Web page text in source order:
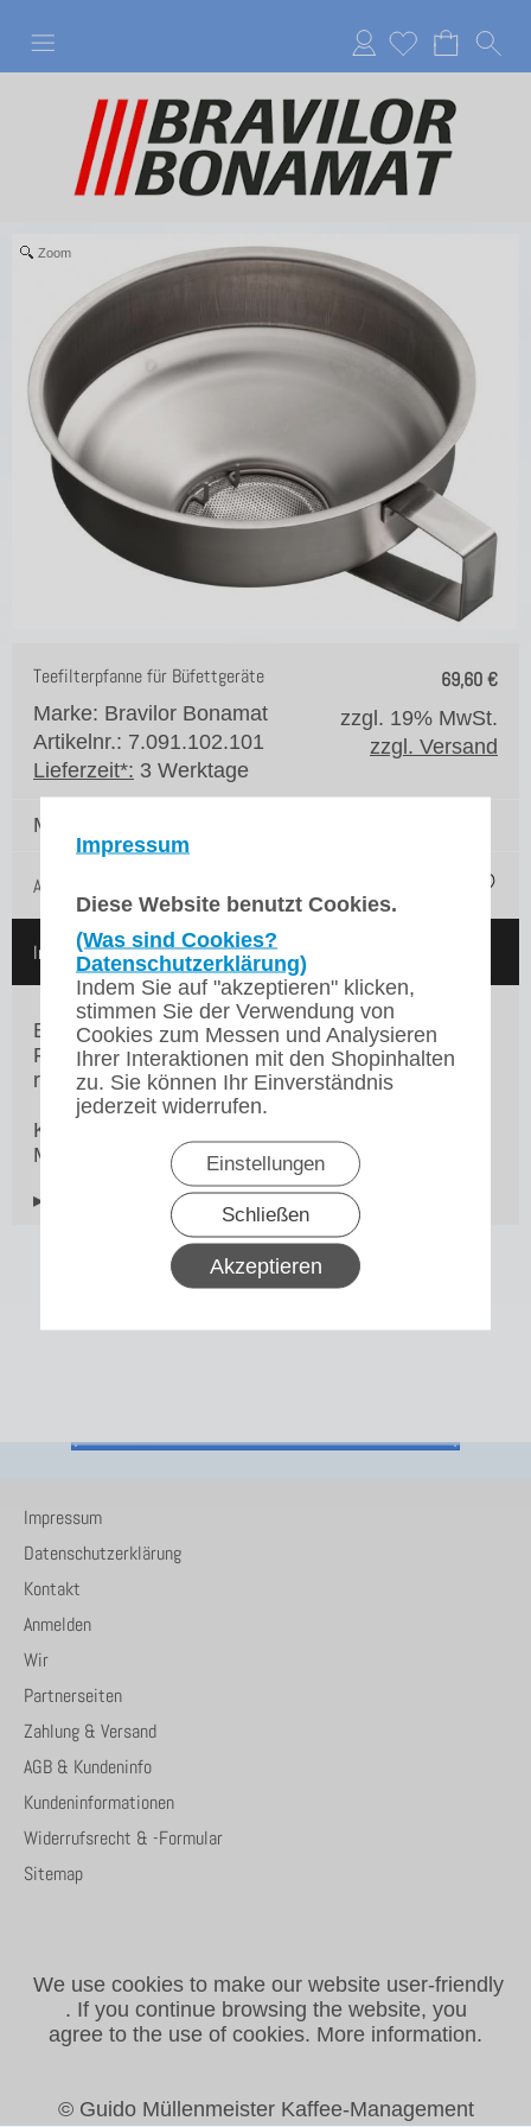
Impressum
Diese Website benutzt Cookies.
(Was sind Cookies?
Datenschutzerklärung)
Indem Sie auf "akzeptieren" klicken,
stimmen Sie der Verwendung von
Cookies zum Messen und Analysieren
Ihrer Interaktionen mit den Shopinhalten
zu. Sie können Ihr Einverständnis
jederzeit widerrufen.
Einstellungen
Schließen
Akzeptieren
Anmelden
Zoom
69,60€
Teefilterpfanne für Büfettgeräte
Marke: Bravilor Bonamat
Artikelnr.: 7.091.102.101
Lieferzeit*: 3 Werktage
zzgl. 19% MwSt.
zzgl. Versand
Menge:
Auf die Merkliste
In den Warenkorb
Bravilor Bonamat Teefilterpfanne
Für die Zubereitung von Tee.
rostfreier Edelstahl
Kompatibilität: RLX-Serie / TH10 / Mondo 2 /
Matic 2
▸Widerrufsbelehrung
Impressum
Datenschutzerklärung
Kontakt
Anmelden
Wir
Partnerseiten
Zahlung & Versand
AGB & Kundeninfo
Kundeninformationen
Widerrufsrecht & -Formular
Sitemap
We use cookies to make our website user-friendly
. If you continue browsing the website, you
agree to the use of cookies. More information.
© Guido Müllenmeister Kaffee-Management